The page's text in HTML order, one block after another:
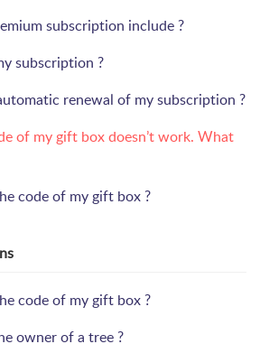
subscription include ?
subscription ?
renewal of my subscription ?
of my gift box doesn’t work. What
code of my gift box ?
code of my gift box ?
owner of a tree ?